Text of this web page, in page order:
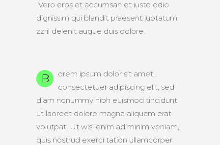
Vero eros et accumsan et iusto odio
dignissim qui blandit praesent luptatum
zzril delenit augue duis dolore.
B
orem ipsum dolor sit amet,
consectetuer adipiscing elit, sed
diam nonummy nibh euismod tincidunt
ut laoreet dolore magna aliquam erat
volutpat. Ut wisi enim ad minim veniam,
quis nostrud exerci tation ullamcorper